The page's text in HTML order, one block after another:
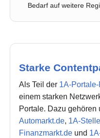
Bedarf auf weitere
Starke
Als Teil der 1A-
einem starken
Portale. Dazu gehören
Automarkt.de, 1A-
Finanzmarkt.de und